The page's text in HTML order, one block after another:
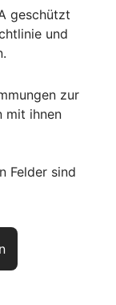
geschützt
und
.
zur
mit ihnen
Felder sind